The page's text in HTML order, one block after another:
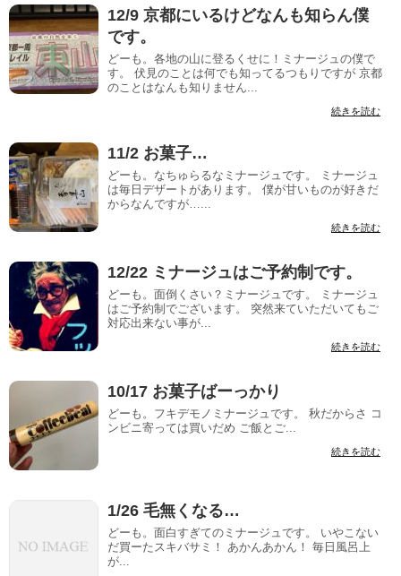
12/9 京都にいるけどなんも知らん僕
です。
どーも。各地の山に登るくせに！ミナージュの僕で
す。 伏見のことは何でも知ってるつもりですが 京都
のことはなんも知りません...
続きを読む
11/2 お菓子…
どーも。なちゅらるなミナージュです。 ミナージュ
は毎日デザートがあります。 僕が甘いものが好きだ
からなんですが…...
続きを読む
12/22 ミナージュはご予約制です。
どーも。面倒くさい？ミナージュです。 ミナージュ
はご予約制でございます。 突然来ていただいてもご
対応出来ない事が...
続きを読む
10/17 お菓子ばーっかり
どーも。フキデモノミナージュです。 秋だからさ コ
ンビニ寄っては買いだめ ご飯とご...
続きを読む
1/26 毛無くなる…
どーも。面白すぎてのミナージュです。 いやこない
だ買ーたスキバサミ！ あかんあかん！ 毎日風呂上
が...